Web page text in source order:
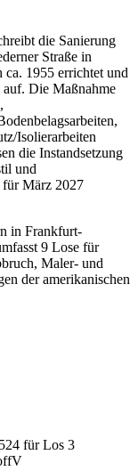
die Sanierung
Straße in
1955 errichtet und
auf. Die Maßnahme
Isolierarbeiten
die Instandsetzung
und
für März 2027
in Frankfurt-
9 Lose für
Maler- und
der amerikanischen
für Los 3